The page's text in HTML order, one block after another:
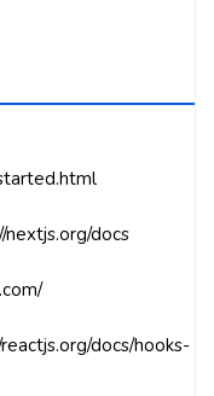
nextjs.org/docs
docs/hooks-